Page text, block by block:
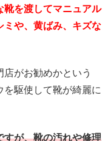
靴を渡してマニュアル
ミや、黄ばみ、キズな
がお勧めかという
を駆使して靴が綺麗に
すが、靴の汚れや修理